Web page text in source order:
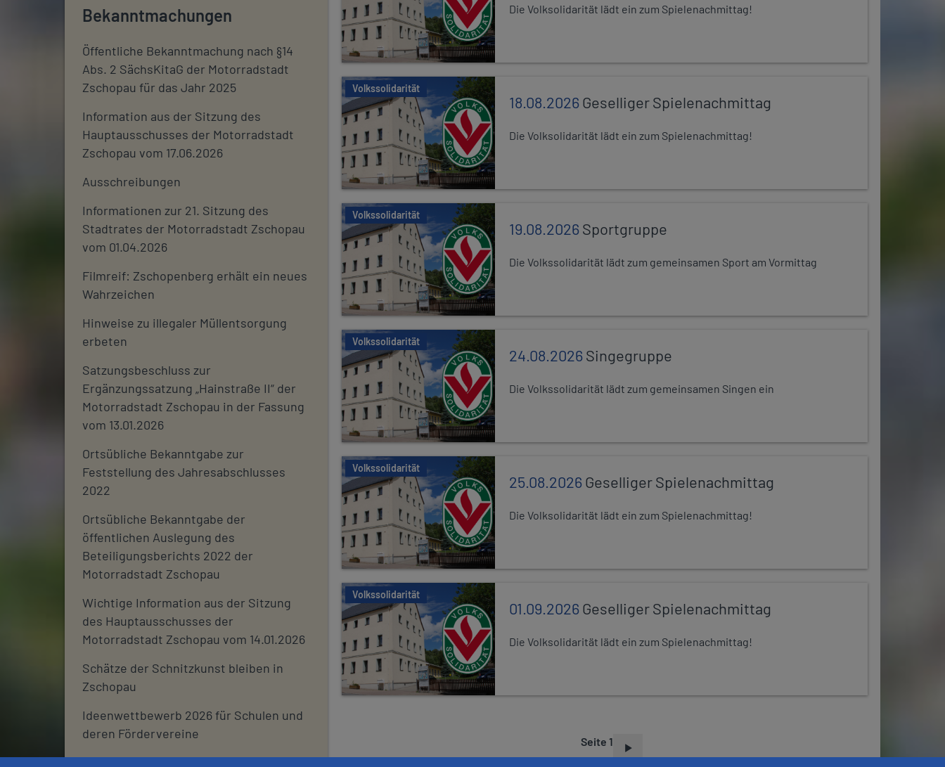
Bekanntmachungen
Öffentliche Bekanntmachung nach §14
Abs. 2 SächsKitaG der Motorradstadt
Zschopau für das Jahr 2025
Information aus der Sitzung des
Hauptausschusses der Motorradstadt
Zschopau vom 17.06.2026
Ausschreibungen
Informationen zur 21. Sitzung des
Stadtrates der Motorradstadt Zschopau
vom 01.04.2026
Filmreif: Zschopenberg erhält ein neues
Wahrzeichen
Hinweise zu illegaler Müllentsorgung
erbeten
Satzungsbeschluss zur
Ergänzungssatzung „Hainstraße II“ der
Motorradstadt Zschopau in der Fassung
vom 13.01.2026
Ortsübliche Bekanntgabe zur
Feststellung des Jahresabschlusses
2022
Ortsübliche Bekanntgabe der
öffentlichen Auslegung des
Beteiligungsberichts 2022 der
Motorradstadt Zschopau
Wichtige Information aus der Sitzung
des Hauptausschusses der
Motorradstadt Zschopau vom 14.01.2026
Schätze der Schnitzkunst bleiben in
Zschopau
Ideenwettbewerb 2026 für Schulen und
deren Fördervereine
Stadtjournal 2026: Wir suchen euch
Die Volksolidarität lädt ein zum Spielenachmittag!
Volkssolidarität
18.08.2026Geselliger Spielenachmittag
Die Volksolidarität lädt ein zum Spielenachmittag!
Volkssolidarität
19.08.2026Sportgruppe
Die Volkssolidarität lädt zum gemeinsamen Sport am Vormittag
Volkssolidarität
24.08.2026Singegruppe
Die Volkssolidarität lädt zum gemeinsamen Singen ein
Volkssolidarität
25.08.2026Geselliger Spielenachmittag
Die Volksolidarität lädt ein zum Spielenachmittag!
Volkssolidarität
01.09.2026Geselliger Spielenachmittag
Die Volksolidarität lädt ein zum Spielenachmittag!
S
Seite 1